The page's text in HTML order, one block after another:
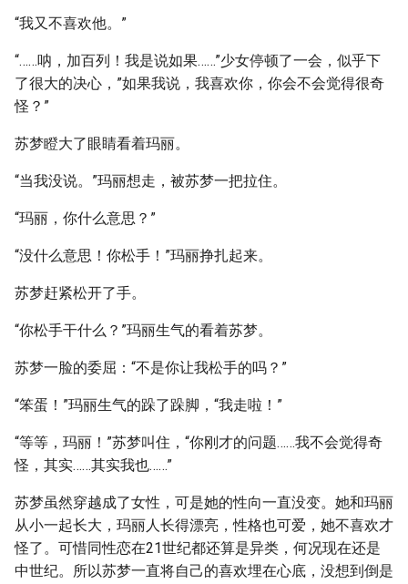
“我又不喜欢他。”
“……呐，加百列！我是说如果……”少女停顿了一会，似乎下
了很大的决心，”如果我说，我喜欢你，你会不会觉得很奇
怪？”
苏梦瞪大了眼睛看着玛丽。
“当我没说。”玛丽想走，被苏梦一把拉住。
“玛丽，你什么意思？”
“没什么意思！你松手！”玛丽挣扎起来。
苏梦赶紧松开了手。
“你松手干什么？”玛丽生气的看着苏梦。
苏梦一脸的委屈：“不是你让我松手的吗？”
“笨蛋！”玛丽生气的跺了跺脚，“我走啦！”
“等等，玛丽！”苏梦叫住，“你刚才的问题……我不会觉得奇
怪，其实……其实我也……”
苏梦虽然穿越成了女性，可是她的性向一直没变。她和玛丽
从小一起长大，玛丽人长得漂亮，性格也可爱，她不喜欢才
怪了。可惜同性恋在21世纪都还算是异类，何况现在还是
中世纪。所以苏梦一直将自己的喜欢埋在心底，没想到倒是